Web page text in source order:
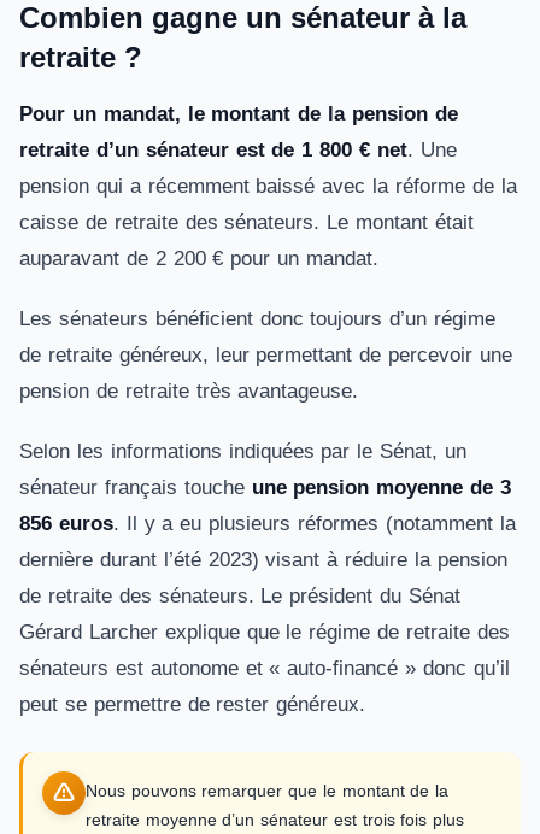
Combien gagne un sénateur à la
retraite ?
Pour un mandat, le montant de la pension de
retraite d’un sénateur est de 1 800 € net. Une
pension qui a récemment baissé avec la réforme de la
caisse de retraite des sénateurs. Le montant était
auparavant de 2 200 € pour un mandat.
Les sénateurs bénéficient donc toujours d’un régime
de retraite généreux, leur permettant de percevoir une
pension de retraite très avantageuse.
Selon les informations indiquées par le Sénat, un
sénateur français touche une pension moyenne de 3
856 euros. Il y a eu plusieurs réformes (notamment la
dernière durant l’été 2023) visant à réduire la pension
de retraite des sénateurs. Le président du Sénat
Gérard Larcher explique que le régime de retraite des
sénateurs est autonome et « auto-financé » donc qu’il
peut se permettre de rester généreux.
Nous pouvons remarquer que le montant de la
retraite moyenne d’un sénateur est trois fois plus